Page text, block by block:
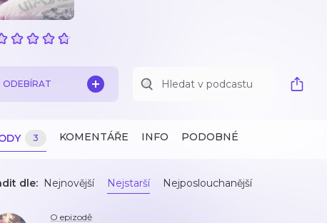
ODEBÍRAT
3 KOMENTÁŘE INFO PODOBNÉ
dle: Nejnovější Nejstarší Nejposlouchanější
O epizodě